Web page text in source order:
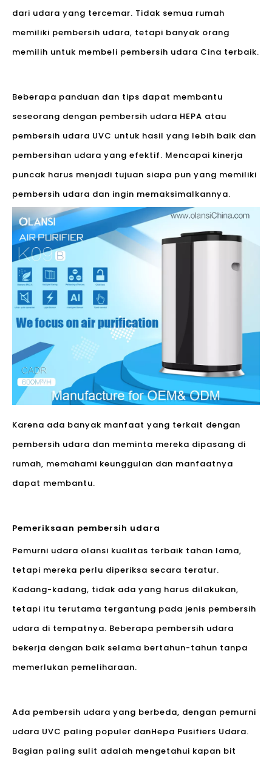
dari udara yang tercemar. Tidak semua rumah
memiliki pembersih udara, tetapi banyak orang
memilih untuk membeli pembersih udara Cina terbaik.
Beberapa panduan dan tips dapat membantu
seseorang dengan pembersih udara HEPA atau
pembersih udara UVC untuk hasil yang lebih baik dan
pembersihan udara yang efektif. Mencapai kinerja
puncak harus menjadi tujuan siapa pun yang memiliki
pembersih udara dan ingin memaksimalkannya.
Karena ada banyak manfaat yang terkait dengan
pembersih udara dan meminta mereka dipasang di
rumah, memahami keunggulan dan manfaatnya
dapat membantu.
Pemeriksaan pembersih udara
Pemurni udara olansi kualitas terbaik tahan lama,
tetapi mereka perlu diperiksa secara teratur.
Kadang-kadang, tidak ada yang harus dilakukan,
tetapi itu terutama tergantung pada jenis pembersih
udara di tempatnya. Beberapa pembersih udara
bekerja dengan baik selama bertahun-tahun tanpa
memerlukan pemeliharaan.
Ada pembersih udara yang berbeda, dengan pemurni
udara UVC paling populer danHepa Pusifiers Udara.
Bagian paling sulit adalah mengetahui kapan bit